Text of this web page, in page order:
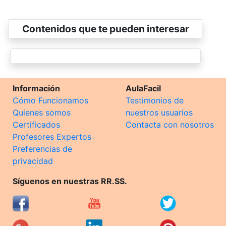
Contenidos que te pueden interesar
Información
Cómo Funcionamos
Quienes somos
Certificados
Profesores Expertos
Preferencias de
privacidad
AulaFacil
Testimonios de
nuestros usuarios
Contacta con nosotros
Síguenos en nuestras RR.SS.